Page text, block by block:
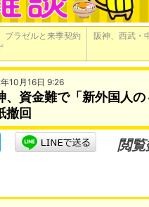
ブラゼルと来季契約
阪神、西武・
10月16日 9:26
、資金難で「新外国人
撤回
閲